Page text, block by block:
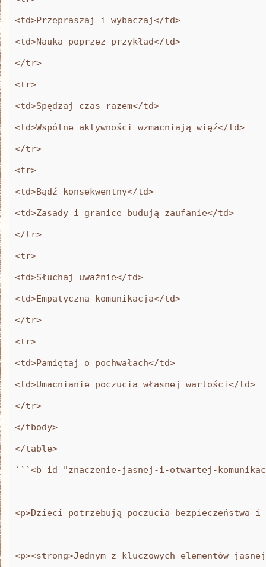
<td>Przepraszaj i wybaczaj</td>
<td>Nauka poprzez przykład</td>
</tr>
<tr>
<td>Spędzaj czas razem</td>
<td>Wspólne aktywności wzmacniają więź</td>
</tr>
<tr>
<td>Bądź konsekwentny</td>
<td>Zasady i granice budują zaufanie</td>
</tr>
<tr>
<td>Słuchaj uważnie</td>
<td>Empatyczna komunikacja</td>
</tr>
<tr>
<td>Pamiętaj o pochwałach</td>
<td>Umacnianie poczucia własnej wartości</td>
</tr>
</tbody>
</table>
```<b id="znaczenie-jasnej-i-otwartej-
<p>Dzieci potrzebują poczucia
<p><strong>Jednym z kluczowych elementów